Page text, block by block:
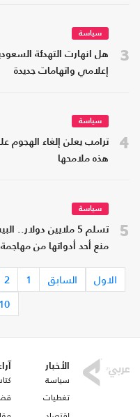
3
سياسة
هل انهارت التهدئة
إعلامي واتهامات جديدة
4
سياسة
ترامب يعلن إلغاء الهجوم
هذه ملامحها
5
سياسة
تسلم 5 ملايين
منع أحد أدواتها من
الاول السابق 1
2
10
الأخبار
سياسة
تغطيات